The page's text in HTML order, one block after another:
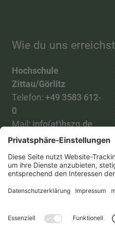
Wie du uns erreichst
Hochschule
Zittau/Görlitz
Telefon: +49 3583 612-
0
Mail: info(at)hszg.de
Alle Studiengänge
Impressum